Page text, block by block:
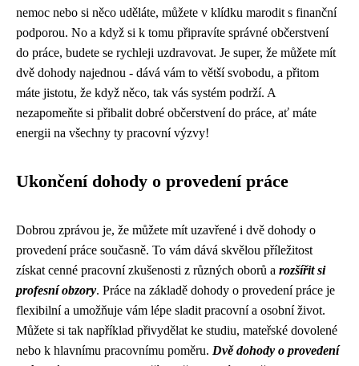
nemoc nebo si něco uděláte, můžete v klídku marodit s finanční
podporou. No a když si k tomu připravíte správné občerstvení
do práce, budete se rychleji uzdravovat. Je super, že můžete mít
dvě dohody najednou - dává vám to větší svobodu, a přitom
máte jistotu, že když něco, tak vás systém podrží. A
nezapomeňte si přibalit dobré občerstvení do práce, ať máte
energii na všechny ty pracovní výzvy!
Ukončení dohody o provedení práce
Dobrou zprávou je, že můžete mít uzavřené i dvě dohody o
provedení práce současně. To vám dává skvělou příležitost
získat cenné pracovní zkušenosti z různých oborů a rozšířit si
profesní obzory. Práce na základě dohody o provedení práce je
flexibilní a umožňuje vám lépe sladit pracovní a osobní život.
Můžete si tak například přivydělat ke studiu, mateřské dovolené
nebo k hlavnímu pracovnímu poměru. Dvě dohody o provedení